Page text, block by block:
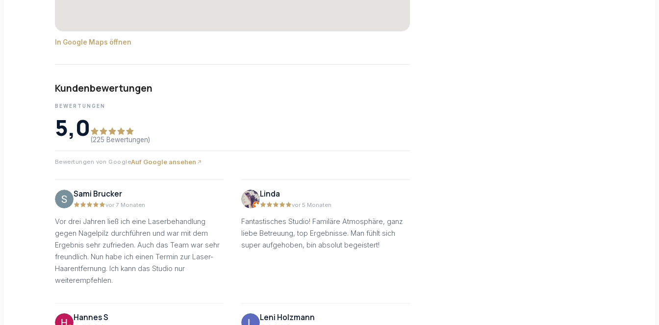
In Google Maps öffnen
Kundenbewertungen
BEWERTUNGEN
5,0 (225 Bewertungen)
Bewertungen von GoogleAuf Google ansehen
Sami Brucker
vor 7 Monaten
Vor drei Jahren ließ ich eine Laserbehandlung
gegen Nagelpilz durchführen und war mit dem
Ergebnis sehr zufrieden. Auch das Team war sehr
freundlich. Nun habe ich einen Termin zur Laser-
Haarentfernung. Ich kann das Studio nur
weiterempfehlen.
Linda
vor 5 Monaten
Fantastisches Studio! Familäre Atmosphäre, ganz
liebe Betreuung, top Ergebnisse. Man fühlt sich
super aufgehoben, bin absolut begeistert!
Hannes S Leni Holzmann